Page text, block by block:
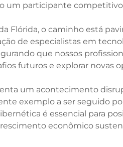
um participante
Flórida, o caminho está
de especialistas em
que nossos
futuros e explorar novas
um acontecimento
exemplo a ser seguido
é essencial para
econômico